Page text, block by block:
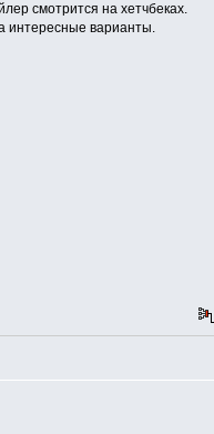
смотрится на хетчбеках.
интересные варианты.